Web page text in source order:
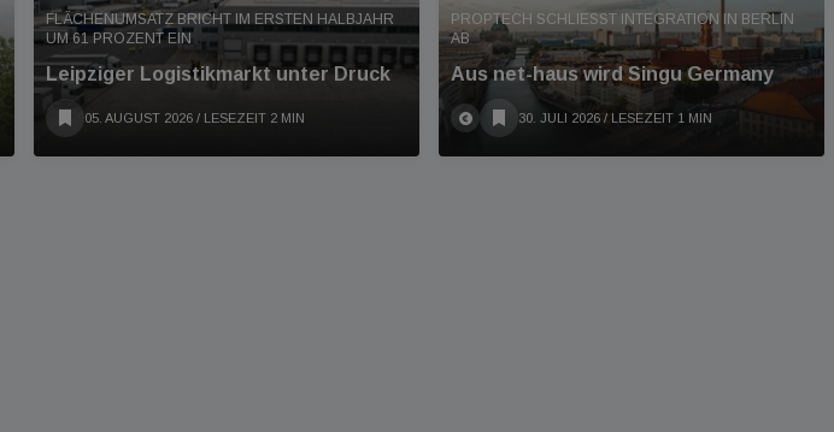
FLÄCHENUMSATZ BRICHT IM ERSTEN HALBJAHR
UM 61 PROZENT EIN
Leipziger Logistikmarkt unter Druck
05. AUGUST 2026 / LESEZEIT 2 MIN
PROPTECH SCHLIESST INTEGRATION IN BERLIN A
B
Aus net-haus wird Singu Germany
30. JULI 2026 / LESEZEIT 1 MIN